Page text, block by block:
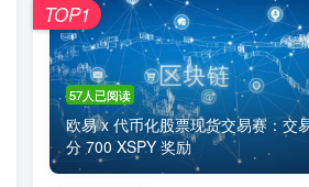
57人已阅读
欧易 x 代币化股票现货交易赛：交
分 700 XSPY 奖励
TOP1